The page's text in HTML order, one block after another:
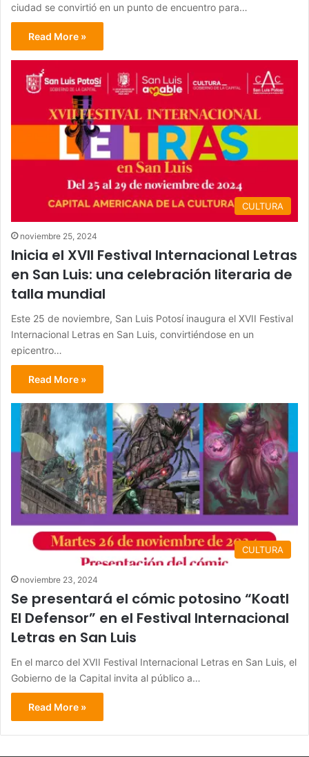
ciudad se convirtió en un punto de encuentro para…
Read More »
CULTURA
noviembre 25, 2024
Inicia el XVII Festival Internacional Letras
en San Luis: una celebración literaria de
talla mundial
Este 25 de noviembre, San Luis Potosí inaugura el XVII Festival
Internacional Letras en San Luis, convirtiéndose en un
epicentro…
Read More »
CULTURA
noviembre 23, 2024
Se presentará el cómic potosino “Koatl
El Defensor” en el Festival Internacional
Letras en San Luis
En el marco del XVII Festival Internacional Letras en San Luis, el
Gobierno de la Capital invita al público a…
Read More »